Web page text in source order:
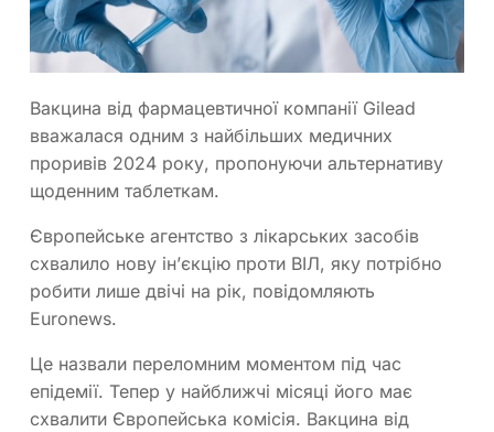
Вакцина від фармацевтичної компанії Gilead
вважалася одним з найбільших медичних
проривів 2024 року, пропонуючи альтернативу
щоденним таблеткам.
Європейське агентство з лікарських засобів
схвалило нову ін’єкцію проти ВІЛ, яку потрібно
робити лише двічі на рік, повідомляють
Euronews.
Це назвали переломним моментом під час
епідемії. Тепер у найближчі місяці його має
схвалити Європейська комісія. Вакцина від